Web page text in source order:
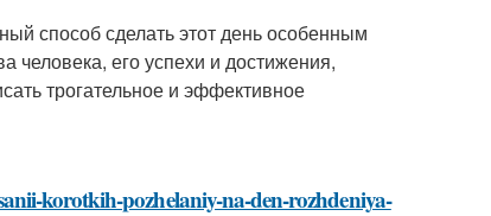
способ сделать этот день особенным
человека, его успехи и достижения,
трогательное и эффективное
korotkih-pozhelaniy-na-den-rozhdeniya-